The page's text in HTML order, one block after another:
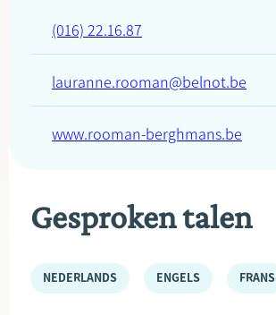
(016) 22.16.87
lauranne.rooman@belnot.be
www.rooman-berghmans.be
Gesproken talen
NEDERLANDS ENGELS FRANS